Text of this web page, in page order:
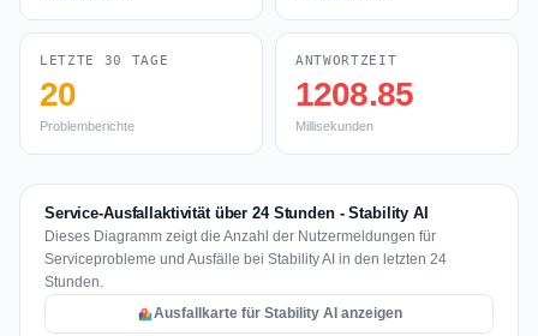
LETZTE 30 TAGE
20
Problemberichte
ANTWORTZEIT
1208.85
Millisekunden
Service-Ausfallaktivität über 24 Stunden - Stability AI
Dieses Diagramm zeigt die Anzahl der Nutzermeldungen für
Serviceprobleme und Ausfälle bei Stability AI in den letzten 24
Stunden.
Ausfallkarte für Stability AI anzeigen